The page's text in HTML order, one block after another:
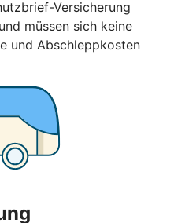
Versicherung
müssen sich keine
und Abschleppkosten